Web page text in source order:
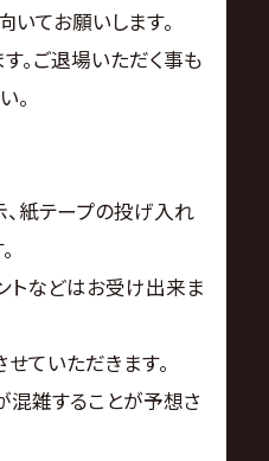
てお願いします。
。ご退場いただく事も
。
紙テープの投げ入れ
トなどはお受け出来ま
ていただきます。
雑することが予想さ